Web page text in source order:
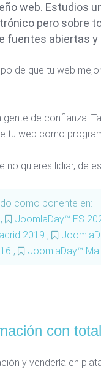
web. Estudios
pero sobre
fuentes abiertas y
de que tu web
de confianza.
tu web como
no quieres lidiar, de
como ponente en:
, JoomlaDay™ ES
2019 ,
, JoomlaDay™
con
y venderla en